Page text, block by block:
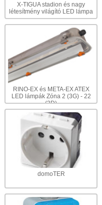
X-TIGUA stadion és nagy
létesítmény világító LED lámpa
RINO-EX és META-EX ATEX
LED lámpák Zóna 2 (3G) - 22
(3D)
domoTER